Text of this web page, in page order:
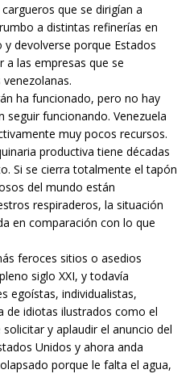
que se dirigían a
a distintas refinerías en
devolverse porque Estados
a las empresas que se
ha funcionado, pero no hay
seguir funcionando. Venezuela
muy pocos recursos.
productiva tiene décadas
Si se cierra totalmente el tapón
del mundo están
respiraderos, la situación
en comparación con lo que
feroces sitios o asedios
siglo XXI, y todavía
egoístas, individualistas,
de idiotas ilustrados como el
y aplaudir el anuncio del
Unidos y ahora anda
porque le falta el agua,